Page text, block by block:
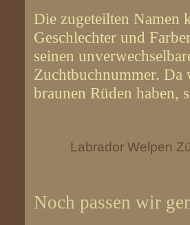
Die zugeteilten Namen
Geschlechter und
seinen
Zuchtbuchnummer.
braunen Rüden haben,
Labrador Welpen
Noch passen wir